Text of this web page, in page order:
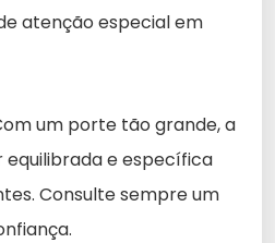
atenção especial em
um porte tão grande, a
equilibrada e específica
Consulte sempre um